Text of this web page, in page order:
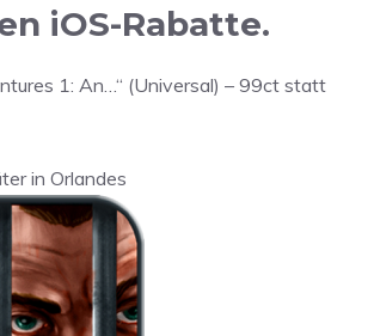
iOS-Rabatte.
1: An…“ (Universal) – 99ct statt